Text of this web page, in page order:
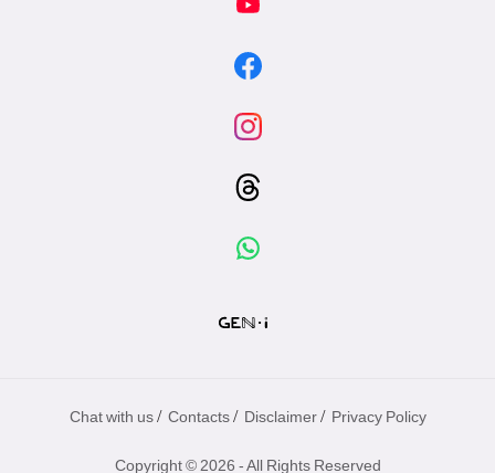
Chat with us / Contacts / Disclaimer / Privacy Policy
Copyright © 2026 - All Rights Reserved